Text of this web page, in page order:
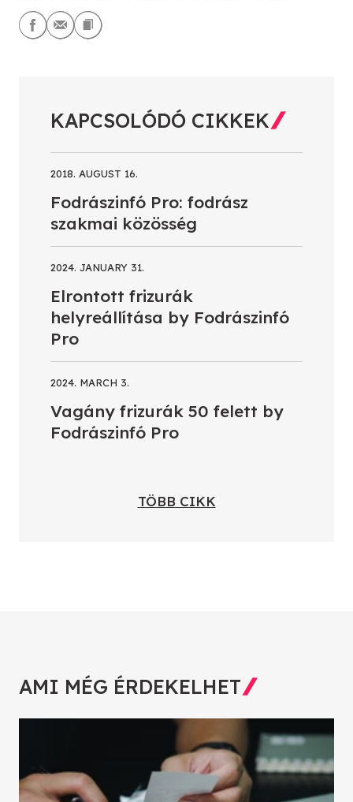
KAPCSOLÓDÓ CIKKEK
2018. AUGUST 16.
Fodrászinfó Pro: fodrász
szakmai közösség
2024. JANUARY 31.
Elrontott frizurák
helyreállítása by Fodrászinfó
Pro
2024. MARCH 3.
Vagány frizurák 50 felett by
Fodrászinfó Pro
TÖBB CIKK
AMI MÉG ÉRDEKELHET